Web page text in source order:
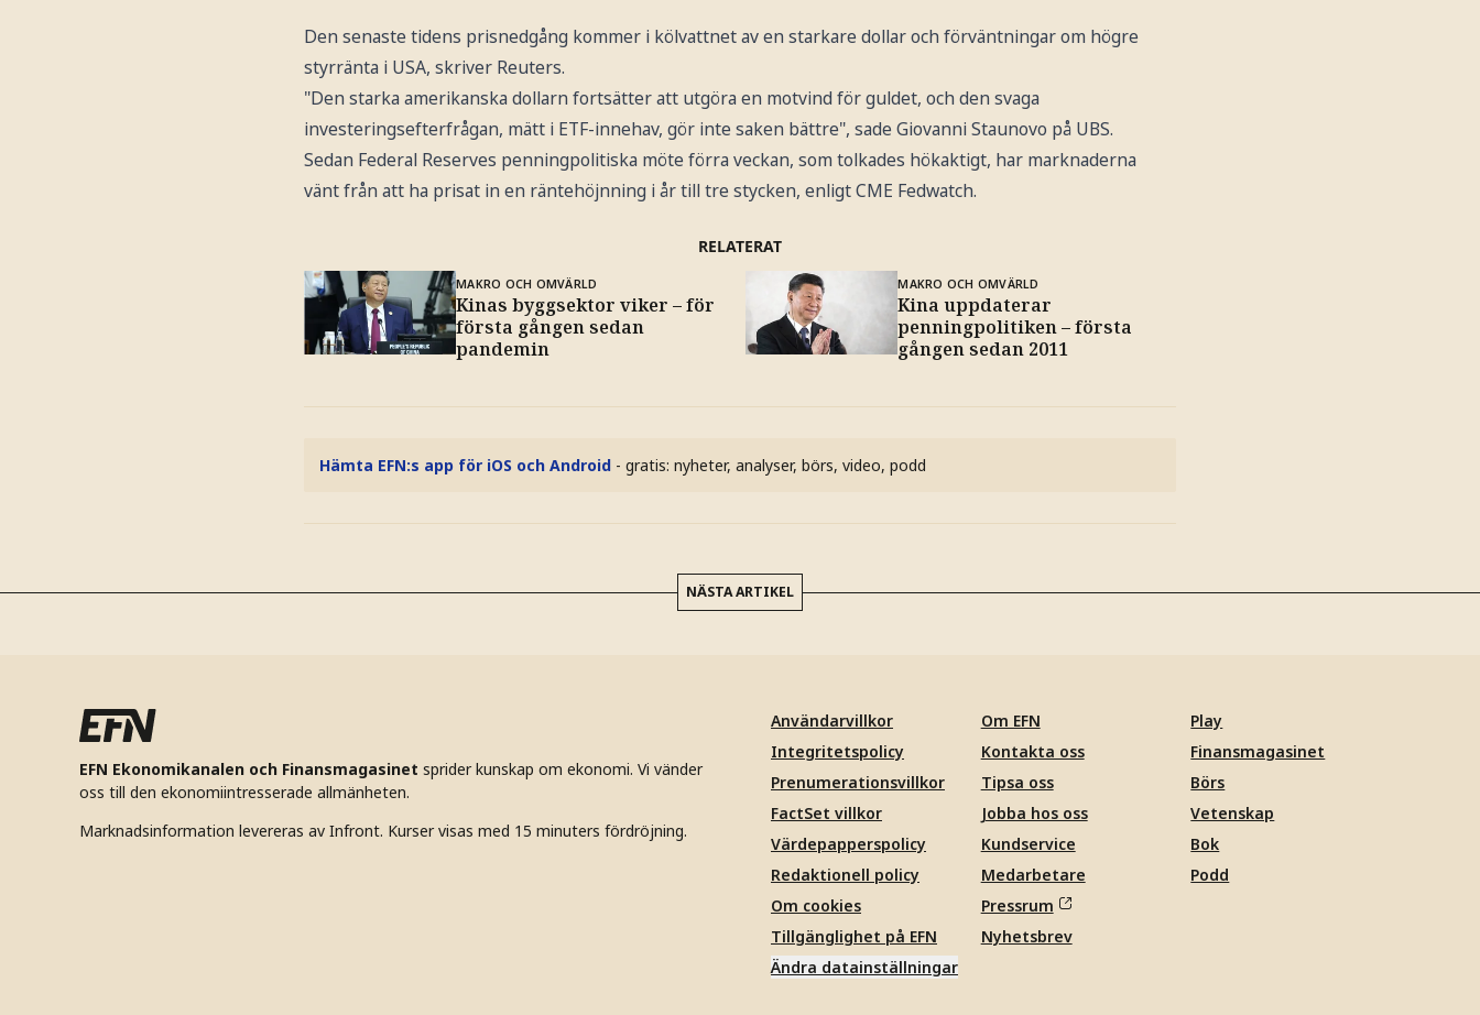
Den senaste tidens prisnedgång kommer i kölvattnet av en starkare dollar och förväntningar om högre
styrränta i USA, skriver Reuters.
"Den starka amerikanska dollarn fortsätter att utgöra en motvind för guldet, och den svaga
investeringsefterfrågan, mätt i ETF-innehav, gör inte saken bättre", sade Giovanni Staunovo på UBS.
Sedan Federal Reserves penningpolitiska möte förra veckan, som tolkades hökaktigt, har marknaderna
vänt från att ha prisat in en räntehöjnning i år till tre stycken, enligt CME Fedwatch.
RELATERAT
MAKRO OCH OMVÄRLD
Kinas byggsektor viker – för
första gången sedan
pandemin
MAKRO OCH OMVÄRLD
Kina uppdaterar
penningpolitiken – första
gången sedan 2011
Hämta EFN:s app för iOS och Android - gratis: nyheter, analyser, börs, video, podd
NÄSTA ARTIKEL
EFN Ekonomikanalen och Finansmagasinet sprider kunskap om ekonomi. Vi vänder
oss till den ekonomiintresserade allmänheten.
Marknadsinformation levereras av Infront. Kurser visas med 15 minuters fördröjning.
Användarvillkor
Integritetspolicy
Prenumerationsvillkor
FactSet villkor
Värdepapperspolicy
Redaktionell policy
Om cookies
Tillgänglighet på EFN
Ändra datainställningar
Om EFN
Kontakta oss
Tipsa oss
Jobba hos oss
Kundservice
Medarbetare
Pressrum
Nyhetsbrev
Play
Finansmagasinet
Börs
Vetenskap
Bok
Podd